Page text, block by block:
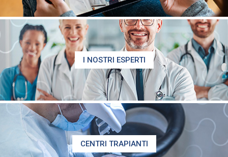
I NOSTRI ESPERTI
CENTRI TRAPIANTI